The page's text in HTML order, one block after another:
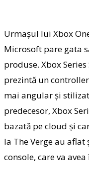
Urmaşul lui Xbox
Microsoft pare gata
produse. Xbox
prezintă un
mai angular şi
predecesor, Xbox
bazată pe cloud şi
la The Verge au
console, care va